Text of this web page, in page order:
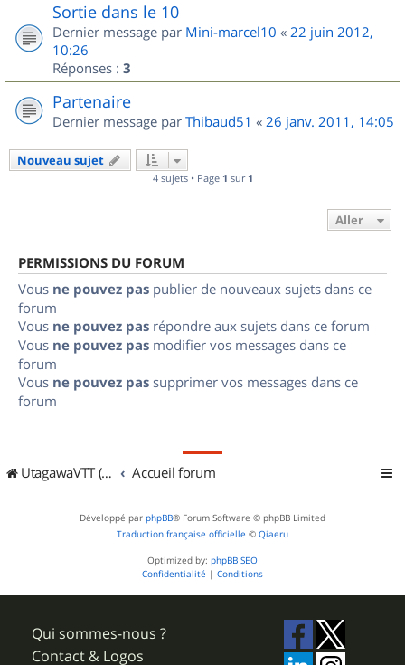
Sortie dans le 10
Dernier message par Mini-marcel10 « 22 juin 2012,
10:26
Réponses : 3
Partenaire
Dernier message par Thibaud51 « 26 janv. 2011, 14:05
Nouveau sujet
4 sujets • Page 1 sur 1
Aller
PERMISSIONS DU FORUM
Vous ne pouvez pas publier de nouveaux sujets dans ce
forum
Vous ne pouvez pas répondre aux sujets dans ce forum
Vous ne pouvez pas modifier vos messages dans ce
forum
Vous ne pouvez pas supprimer vos messages dans ce
forum
UtagawaVTT (Randos VTT et VTTAE avec traces GPS) Accueil forum
Développé par phpBB® Forum Software © phpBB Limited
Traduction française officielle © Qiaeru
Optimized by: phpBB SEO
Confidentialité | Conditions
Qui sommes-nous ?
Contact & Logos